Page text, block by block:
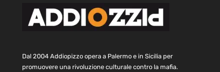
Dal 2004 Addiopizzo opera a Palermo e in Sicilia per
promuovere una rivoluzione culturale contro la mafia.